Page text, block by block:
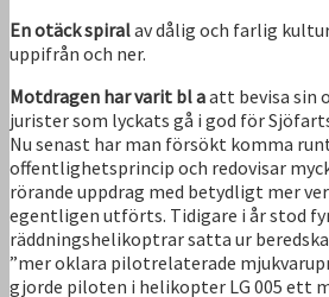
En otäck spiralav dålig och farlig
uppifrån och ner.
Motdragen har varit bl aatt bevisa sin
jurister som lyckats gå i god för
Nu senast har man försökt komma
offentlighetsprincip och redovisar
rörande uppdrag med betydligt mer
egentligen utförts. Tidigare i år stod
räddningshelikoptrar satta ur
”mer oklara pilotrelaterade
gjorde piloten i helikopter LG 005